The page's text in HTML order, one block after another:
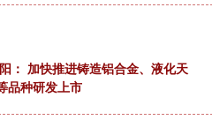
： 加快推进铸造铝合金、液化天
品种研发上市